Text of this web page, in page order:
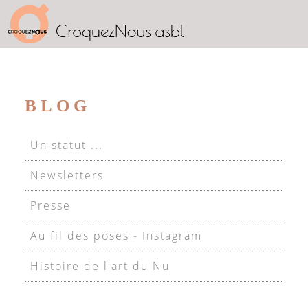
BLOG
Un statut ...
Newsletters
Presse
Au fil des poses - Instagram
Histoire de l'art du Nu